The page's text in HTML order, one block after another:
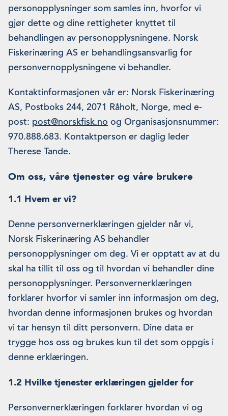
personopplysninger som samles inn, hvorfor vi
gjør dette og dine rettigheter knyttet til
behandlingen av personopplysningene. Norsk
Fiskerinæring AS er behandlingsansvarlig for
personvernopplysningene vi behandler.
Kontaktinformasjonen vår er: Norsk Fiskerinæring
AS, Postboks 244, 2071 Råholt, Norge, med e-
post: post@norskfisk.no og Organisasjonsnummer:
970.888.683. Kontaktperson er daglig leder
Therese Tande.
Om oss, våre tjenester og våre brukere
1.1 Hvem er vi?
Denne personvernerklæringen gjelder når vi,
Norsk Fiskerinæring AS behandler
personopplysninger om deg. Vi er opptatt av at du
skal ha tillit til oss og til hvordan vi behandler dine
personopplysninger. Personvernerklæringen
forklarer hvorfor vi samler inn informasjon om deg,
hvordan denne informasjonen brukes og hvordan
vi tar hensyn til ditt personvern. Dine data er
trygge hos oss og brukes kun til det som oppgis i
denne erklæringen.
1.2 Hvilke tjenester erklæringen gjelder for
Personvernerklæringen forklarer hvordan vi og